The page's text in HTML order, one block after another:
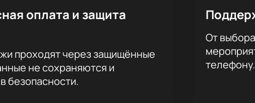
оплата и защита
проходят через защищённые
не сохраняются и
безопасности.
От
телефону.